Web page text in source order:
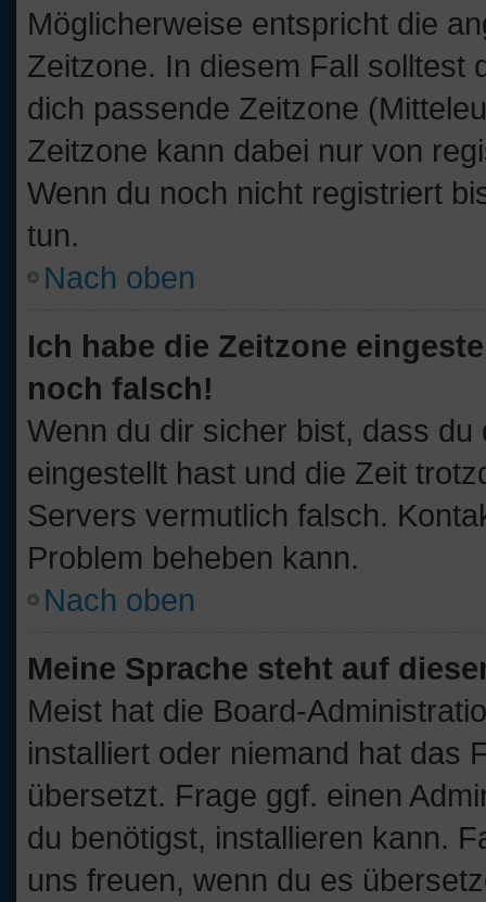
Möglicherweise entspricht die
Zeitzone. In diesem Fall solltest
dich passende Zeitzone
Zeitzone kann dabei nur von
Wenn du noch nicht registriert
tun.
Nach oben
Ich habe die Zeitzone
noch falsch!
Wenn du dir sicher bist, dass
eingestellt hast und die Zeit
Servers vermutlich falsch.
Problem beheben kann.
Nach oben
Meine Sprache steht auf
Meist hat die Board-
installiert oder niemand hat das
übersetzt. Frage ggf. einen
du benötigst, installieren kann.
uns freuen, wenn du es